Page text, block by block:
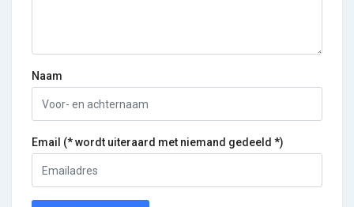
Naam
Email (* wordt uiteraard met niemand gedeeld *)